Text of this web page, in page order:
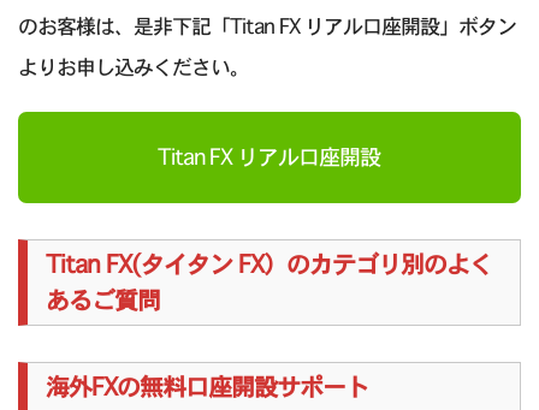
のお客様は、是非下記「Titan FX リアル口座開設」ボタン
よりお申し込みください。
Titan FX リアル口座開設
Titan FX(タイタン FX）のカテゴリ別のよく
あるご質問
海外FXの無料口座開設サポート